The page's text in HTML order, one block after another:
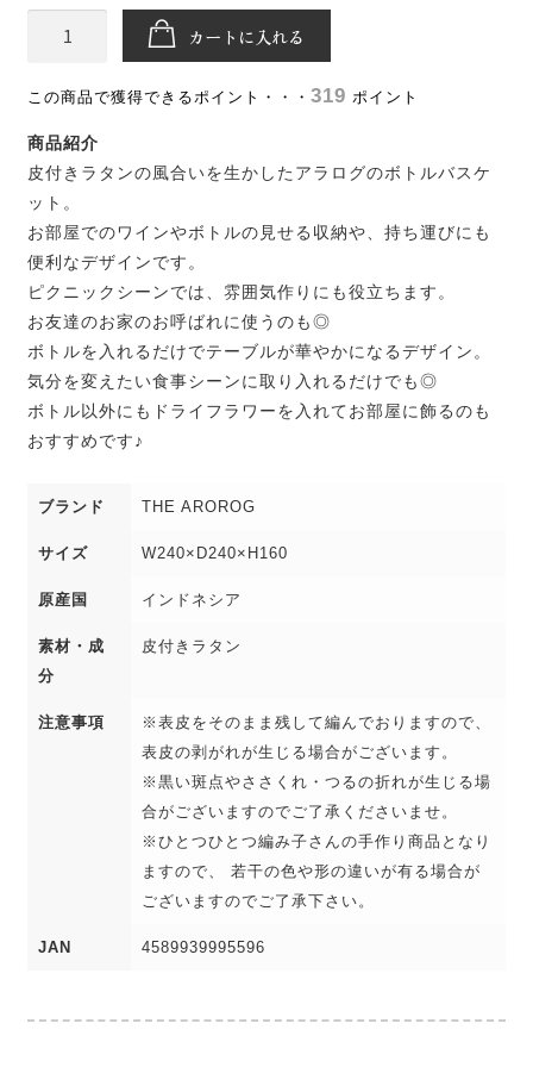
クラノオト（無濾過ワイン）
ジュース
ワイン雑貨・おつまみ
ギフト包装・袋
ワイン用ギフトボックス
紙袋・ビニール袋
店舗情報
お問い合わせ
ト
ル
バ
ス
ケ
ッ
ト
（４
本）
個
カートに入れる
319 ポイント
商品紹介
皮付きラタンの風合いを生かしたアラログのボトルバスケ
ット。
お部屋でのワインやボトルの見せる収納や、持ち運びにも
便利なデザインです。
ピクニックシーンでは、雰囲気作りにも役立ちます。
お友達のお家のお呼ばれに使うのも◎
ボトルを入れるだけでテーブルが華やかになるデザイン。
気分を変えたい食事シーンに取り入れるだけでも◎
ボトル以外にもドライフラワーを入れてお部屋に飾るのも
おすすめです♪
ブランド THE AROROG
サイズ W240×D240×H160
原産国 インドネシア
素材・成
分
皮付きラタン
注意事項
※表皮をそのまま残して編んでおりますので、
表皮の剥がれが生じる場合がございます。
※黒い斑点やささくれ・つるの折れが生じる場
合がございますのでご了承くださいませ。
※ひとつひとつ編み子さんの手作り商品となり
ますので、 若干の色や形の違いが有る場合が
ございますのでご了承下さい。
JAN 4589939995596